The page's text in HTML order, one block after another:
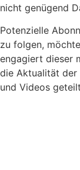
nicht genügend
Potenzielle
zu folgen,
engagiert dieser
die Aktualität der
und Videos